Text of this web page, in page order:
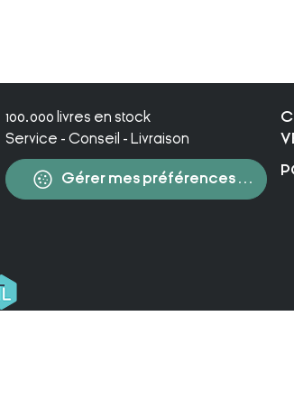
100.000 livres en stock
Service - Conseil - Livraison
Gérer mes préférences de